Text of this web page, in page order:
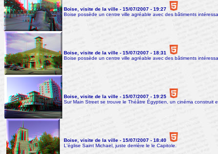
Boise, visite de la ville - 15/07/2007 - 19:27
Boise possède un centre ville agréable avec des bâtiments
Boise, visite de la ville - 15/07/2007 - 18:31
Boise possède un centre ville agréable avec des bâtiments
Boise, visite de la ville - 15/07/2007 - 19:25
Sur Main Street se trouve le Théâtre Égyptien, un cinéma construit
Boise, visite de la ville - 15/07/2007 - 18:40
L'église Saint Michael, juste derrière le le Capitole.